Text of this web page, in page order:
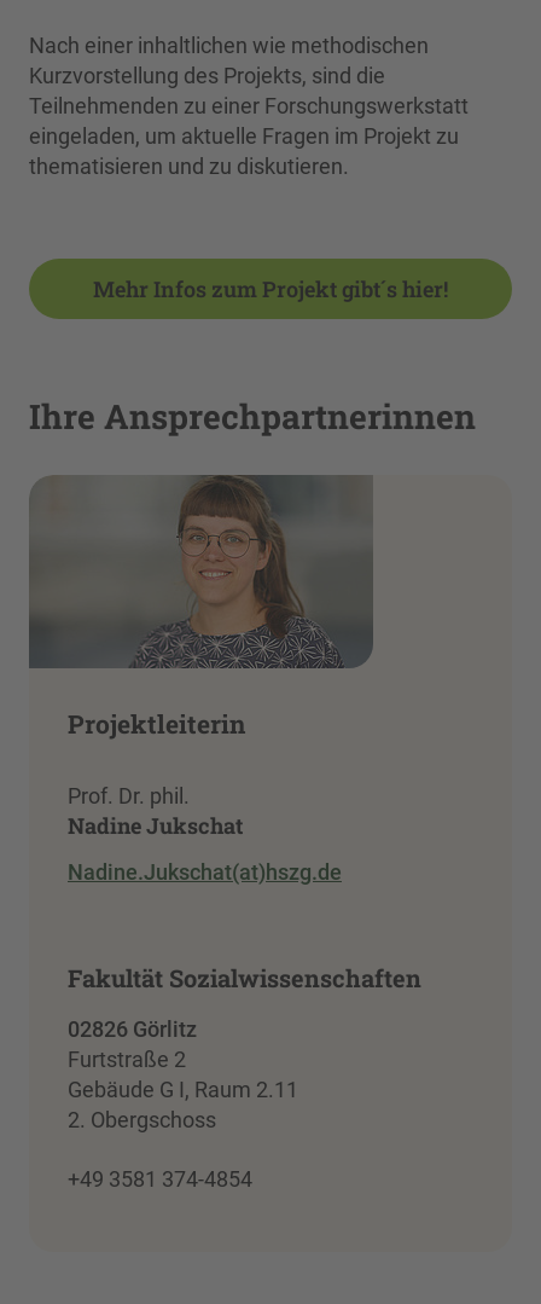
Nach einer inhaltlichen wie methodischen
Kurzvorstellung des Projekts, sind die
Teilnehmenden zu einer Forschungswerkstatt
eingeladen, um aktuelle Fragen im Projekt zu
thematisieren und zu diskutieren.
Mehr Infos zum Projekt gibt´s hier!
Ihre Ansprechpartnerinnen
Projektleiterin
Prof. Dr. phil.
Nadine Jukschat
Nadine.Jukschat(at)hszg.de
Fakultät Sozialwissenschaften
02826 Görlitz
Furtstraße 2
Gebäude G I, Raum 2.11
2. Obergschoss
+49 3581 374-4854